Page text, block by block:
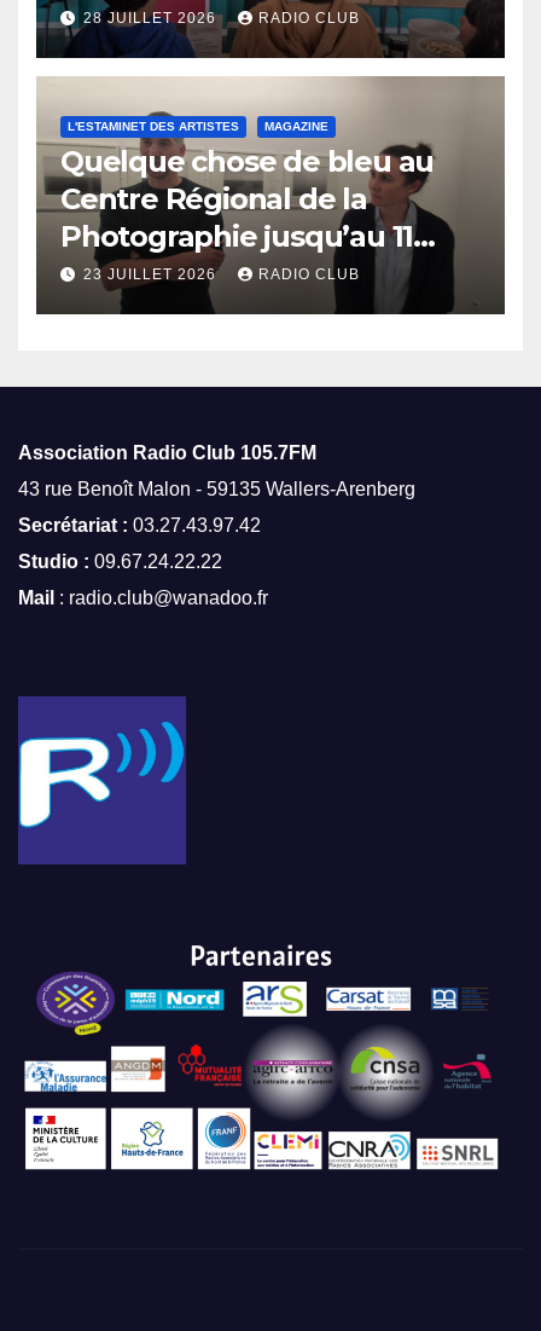
28 JUILLET 2026 RADIO CLUB
L'ESTAMINET DES ARTISTES MAGAZINE
Quelque chose de bleu au
Centre Régional de la
Photographie jusqu’au 11
octobre
23 JUILLET 2026 RADIO CLUB
Association Radio Club 105.7FM
43 rue Benoît Malon - 59135 Wallers-Arenberg
Secrétariat : 03.27.43.97.42
Studio : 09.67.24.22.22
Mail : radio.club@wanadoo.fr